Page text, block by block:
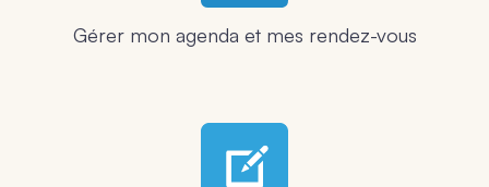
Gérer mon agenda et mes rendez-vous